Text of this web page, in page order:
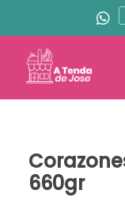
660gr